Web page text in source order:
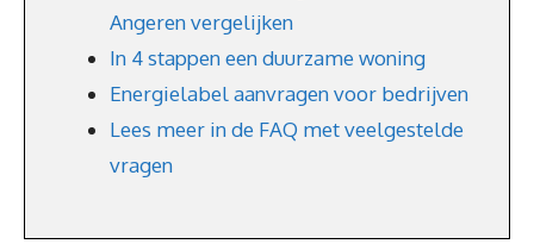
Angeren vergelijken
In 4 stappen een duurzame woning
Energielabel aanvragen voor bedrijven
Lees meer in de FAQ met veelgestelde
vragen